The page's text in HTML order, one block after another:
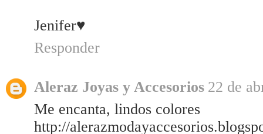
Jenifer♥
Responder
Aleraz Joyas y Accesorios 22 de
Me encanta, lindos colores
http://